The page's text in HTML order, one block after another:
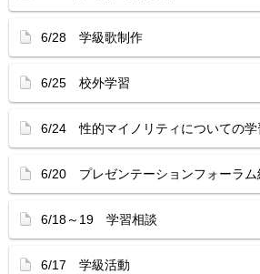
6/28 学級歌制作
6/25 校外学習
6/24 性的マイノリティについての学
6/20 プレゼンテーションフォーラム
6/18～19 学習相談
6/17 学級活動